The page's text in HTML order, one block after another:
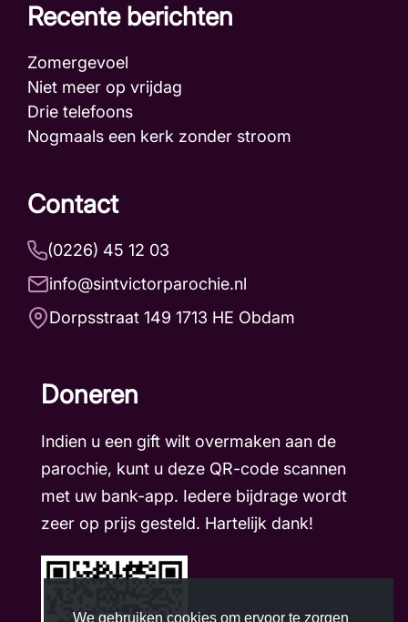
Recente berichten
Zomergevoel
Niet meer op vrijdag
Drie telefoons
Nogmaals een kerk zonder stroom
Contact
(0226) 45 12 03
info@sintvictorparochie.nl
Dorpsstraat 149 1713 HE Obdam
Doneren
Indien u een gift wilt overmaken aan de
parochie, kunt u deze QR-code scannen
met uw bank-app. Iedere bijdrage wordt
zeer op prijs gesteld. Hartelijk dank!
We gebruiken cookies om ervoor te zorgen